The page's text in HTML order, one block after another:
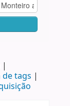
de tags